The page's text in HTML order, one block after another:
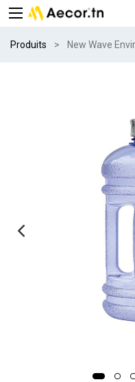
Produits New Wave